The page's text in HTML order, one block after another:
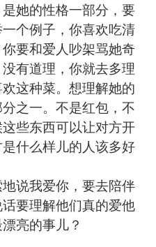
Việt
她的性格一部分，要
个例子，你喜欢吃清
要和爱人吵架骂她奇
有道理，你就去多理
这种菜。想理解她的
之一。不是红包，不
些东西可以让对方开
什么样儿的人该多好
说我爱你，要去陪伴
要理解他们真的爱他
亮的事儿？